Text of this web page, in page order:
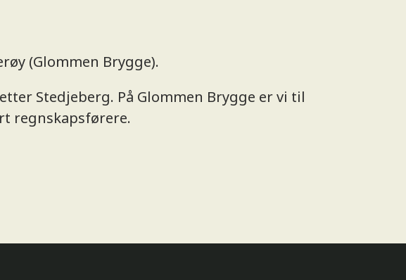
(Glommen Brygge).
Stedjeberg. På Glommen Brygge er vi til
regnskapsførere.